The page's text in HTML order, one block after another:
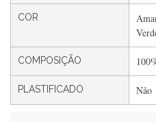
COR
COMPOSIÇÃO
PLASTIFICADO Não
Filipa
Rápido, atendimento 5*. Hoje
feita de